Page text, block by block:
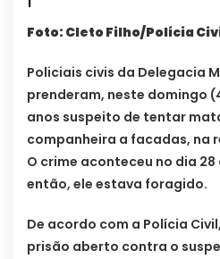
Foto: Cleto Filho/Polícia
Policiais civis da Delegacia
prenderam, neste domingo
anos suspeito de tentar
companheira a facadas, na
O crime aconteceu no dia 28
então, ele estava foragido.
De acordo com a Polícia
prisão aberto contra o